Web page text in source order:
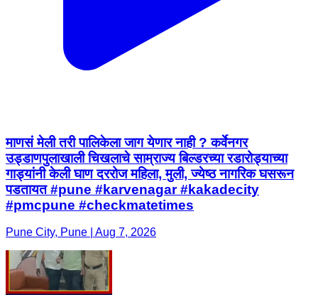
माणसं मेली तरी पालिकेला जाग येणार नाही ? कर्वेनगर
उड्डाणपुलाखाली चिखलाचे साम्राज्य बिल्डरच्या रडारोड्याच्या
गाड्यांनी केली घाण दररोज महिला, मुली, ज्येष्ठ नागरिक घसरून
पडतायत #pune #karvenagar #kakadecity
#pmcpune #checkmatetimes
Pune City, Pune | Aug 7, 2026